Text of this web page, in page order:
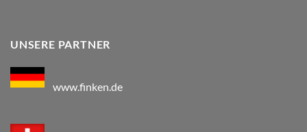
UNSERE PARTNER
www.finken.de